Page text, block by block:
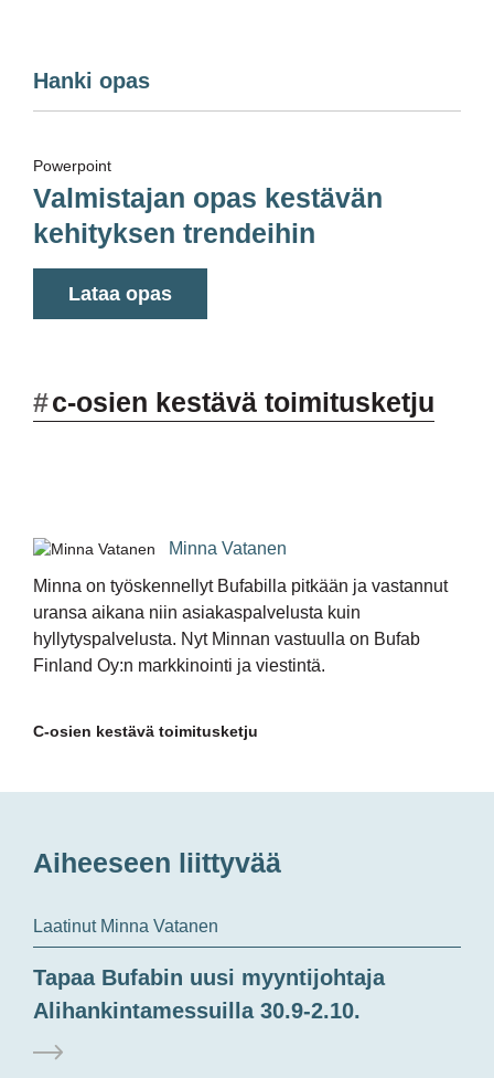
Hanki opas
Powerpoint
Valmistajan opas kestävän
kehityksen trendeihin
Lataa opas
#c-osien kestävä toimitusketju
Minna Vatanen
Minna on työskennellyt Bufabilla pitkään ja vastannut
uransa aikana niin asiakaspalvelusta kuin
hyllytyspalvelusta. Nyt Minnan vastuulla on Bufab
Finland Oy:n markkinointi ja viestintä.
C-osien kestävä toimitusketju
Aiheeseen liittyvää
Laatinut Minna Vatanen
Tapaa Bufabin uusi myyntijohtaja
Alihankintamessuilla 30.9-2.10.